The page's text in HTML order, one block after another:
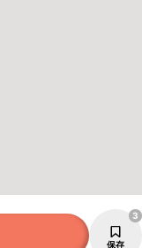
保存
3